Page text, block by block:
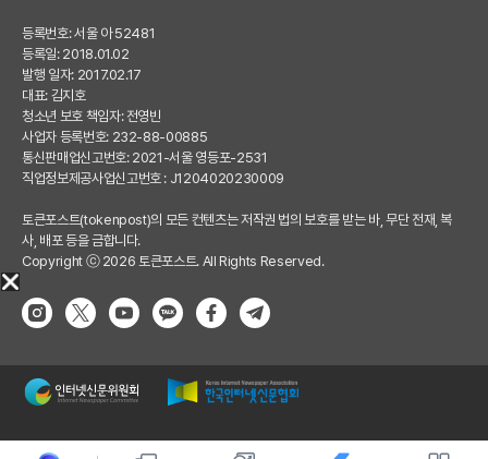
등록번호: 서울 아 52481
등록일: 2018.01.02
발행 일자: 2017.02.17
대표: 김지호
청소년 보호 책임자: 전영빈
사업자 등록번호: 232-88-00885
통신판매업신고번호: 2021-서울 영등포-2531
직업정보제공사업신고번호 : J1204020230009
토큰포스트(tokenpost)의 모든 컨텐츠는 저작권 법의 보호를 받는 바, 무단 전재, 복
사, 배포 등을 금합니다.
Copyright ⓒ 2026 토큰포스트. All Rights Reserved.